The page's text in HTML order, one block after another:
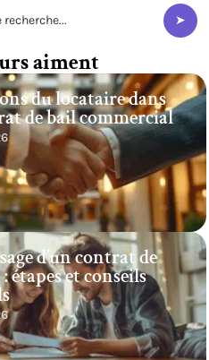
aiment
du locataire dans
de bail commercial
d’un contrat de
étapes et conseils